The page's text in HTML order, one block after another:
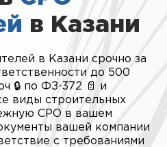
в Казани
в Казани срочно за
до 500
🔒 по ФЗ-372 📄 и
виды строительных
СРО в вашем
вашей компании
с требованиями